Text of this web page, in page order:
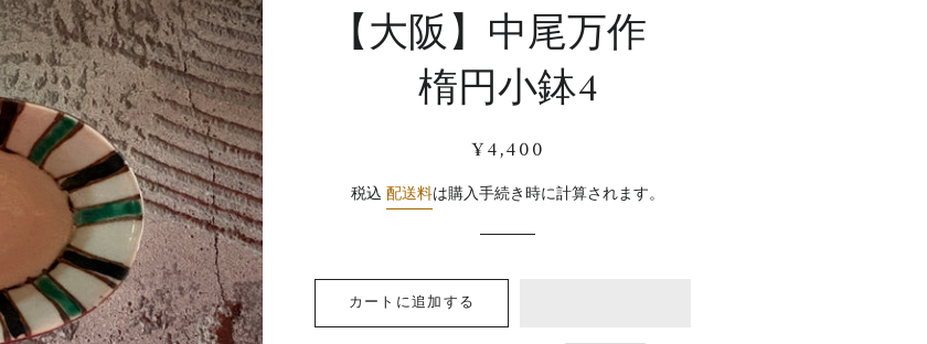
【大阪】中尾万作
楕円小鉢4
通
価
販
価
¥4,400
税込配送料は購入手続き時に計算されます。
カートに追加する